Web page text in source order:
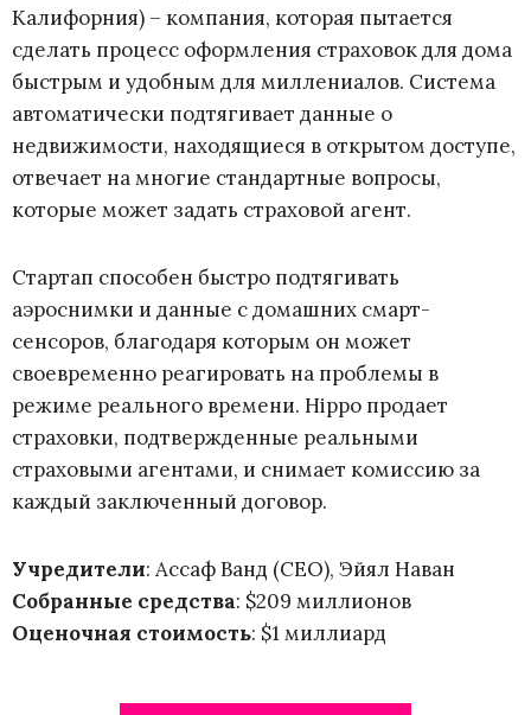
Калифорния) – компания, которая пытается
сделать процесс оформления страховок для дома
быстрым и удобным для миллениалов. Система
автоматически подтягивает данные о
недвижимости, находящиеся в открытом доступе,
отвечает на многие стандартные вопросы,
которые может задать страховой агент.
Стартап способен быстро подтягивать
аэроснимки и данные с домашних смарт-
сенсоров, благодаря которым он может
своевременно реагировать на проблемы в
режиме реального времени. Hippo продает
страховки, подтвержденные реальными
страховыми агентами, и снимает комиссию за
каждый заключенный договор.
Учредители: Ассаф Ванд (CEO), Эйял Наван
Собранные средства: $209 миллионов
Оценочная стоимость: $1 миллиард